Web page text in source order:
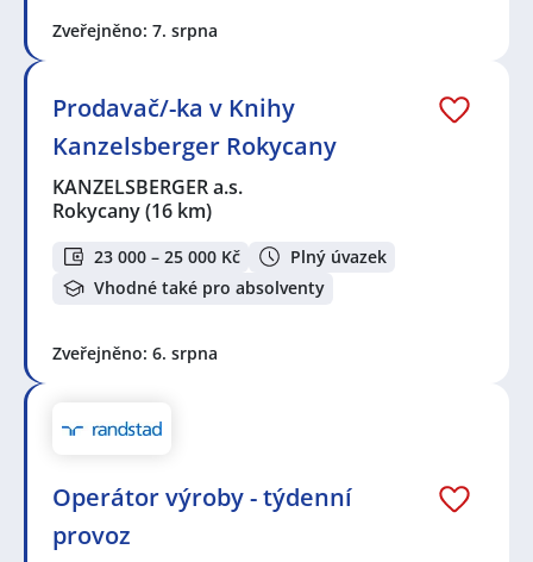
Zveřejněno: 7. srpna
Prodavač/-ka v Knihy
Kanzelsberger Rokycany
KANZELSBERGER a.s.
Rokycany(16 km)
23 000 – 25 000 Kč
Plný úvazek
Vhodné také pro absolventy
Zveřejněno: 6. srpna
Operátor výroby - týdenní
provoz